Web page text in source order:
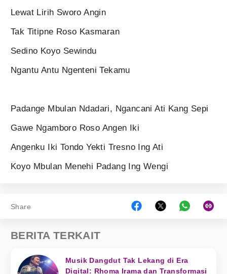
Lewat Lirih Sworo Angin
Tak Titipne Roso Kasmaran
Sedino Koyo Sewindu
Ngantu Antu Ngenteni Tekamu
Padange Mbulan Ndadari, Ngancani Ati Kang Sepi
Gawe Ngamboro Roso Angen Iki
Angenku Iki Tondo Yekti Tresno Ing Ati
Koyo Mbulan Menehi Padang Ing Wengi
Share
BERITA TERKAIT
Musik Dangdut Tak Lekang di Era
Digital: Rhoma Irama dan Transformasi